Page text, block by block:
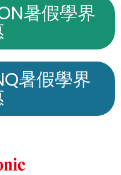
暑假學界
暑假學界